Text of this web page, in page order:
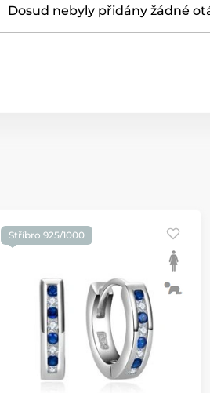
Dosud nebyly přidány žádné
Stříbro 925/1000